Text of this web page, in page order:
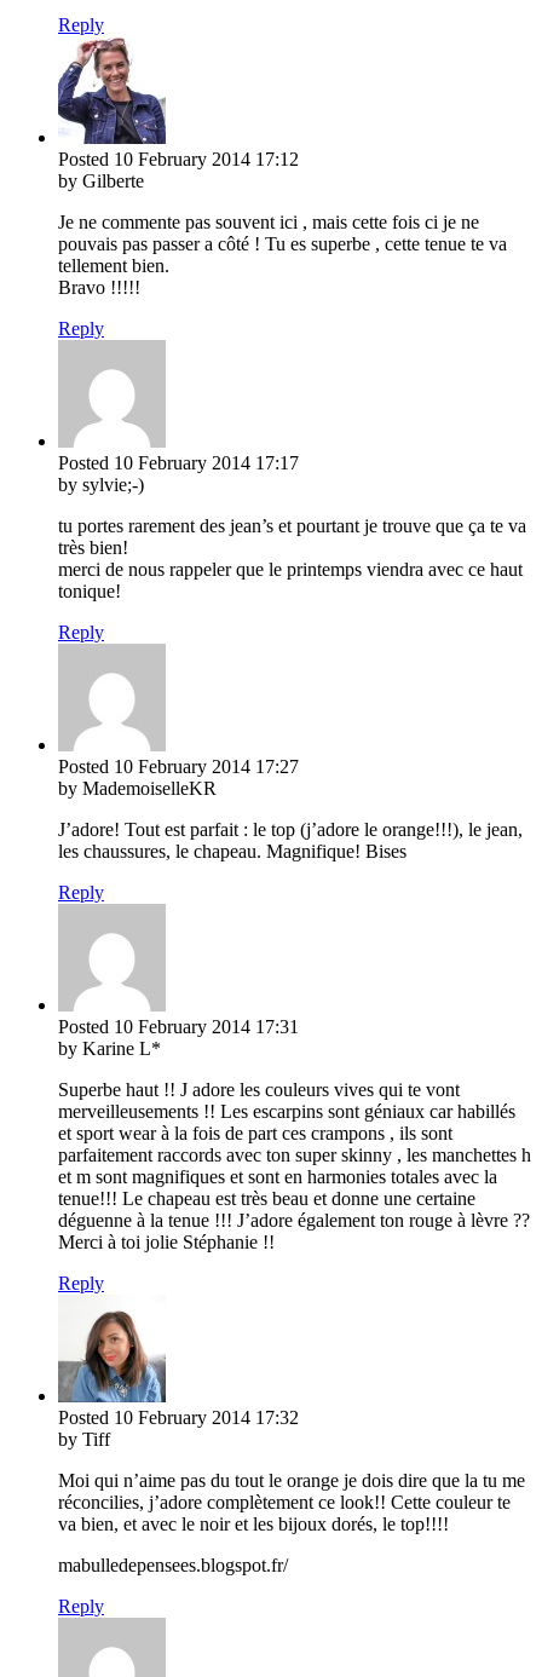
Reply
Posted 10 February 2014 17:12
by Gilberte
Je ne commente pas souvent ici , mais cette fois ci je ne
pouvais pas passer a côté ! Tu es superbe , cette tenue te va
tellement bien.
Bravo !!!!!
Reply
Posted 10 February 2014 17:17
by sylvie;-)
tu portes rarement des jean’s et pourtant je trouve que ça te va
très bien!
merci de nous rappeler que le printemps viendra avec ce haut
tonique!
Reply
Posted 10 February 2014 17:27
by MademoiselleKR
J’adore! Tout est parfait : le top (j’adore le orange!!!), le jean,
les chaussures, le chapeau. Magnifique! Bises
Reply
Posted 10 February 2014 17:31
by Karine L*
Superbe haut !! J adore les couleurs vives qui te vont
merveilleusements !! Les escarpins sont géniaux car habillés
et sport wear à la fois de part ces crampons , ils sont
parfaitement raccords avec ton super skinny , les manchettes h
et m sont magnifiques et sont en harmonies totales avec la
tenue!!! Le chapeau est très beau et donne une certaine
déguenne à la tenue !!! J’adore également ton rouge à lèvre ??
Merci à toi jolie Stéphanie !!
Reply
Posted 10 February 2014 17:32
by Tiff
Moi qui n’aime pas du tout le orange je dois dire que la tu me
réconcilies, j’adore complètement ce look!! Cette couleur te
va bien, et avec le noir et les bijoux dorés, le top!!!!
mabulledepensees.blogspot.fr/
Reply